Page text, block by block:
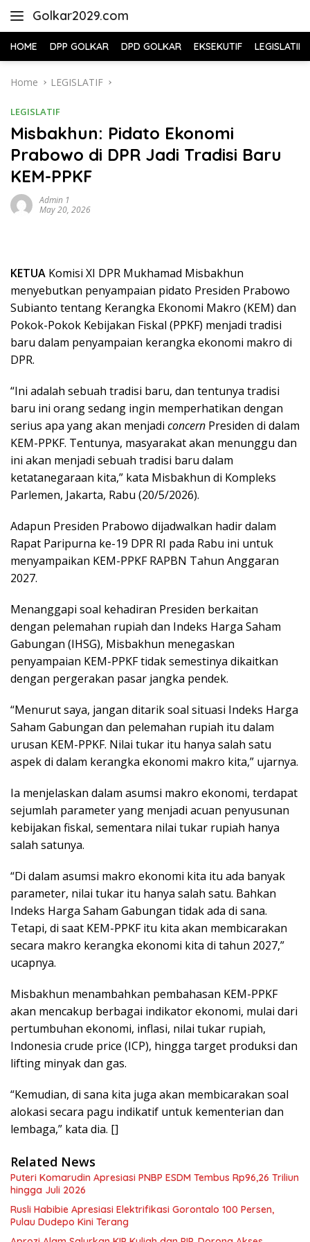
Golkar2029.com
HOME DPP GOLKAR DPD GOLKAR EKSEKUTIF LEGISLATIF
Home LEGISLATIF
LEGISLATIF
Misbakhun: Pidato Ekonomi
Prabowo di DPR Jadi Tradisi Baru
KEM-PPKF
Admin 1
May 20, 2026
KETUA Komisi XI DPR Mukhamad Misbakhun
menyebutkan penyampaian pidato Presiden Prabowo
Subianto tentang Kerangka Ekonomi Makro (KEM) dan
Pokok-Pokok Kebijakan Fiskal (PPKF) menjadi tradisi
baru dalam penyampaian kerangka ekonomi makro di
DPR.
“Ini adalah sebuah tradisi baru, dan tentunya tradisi
baru ini orang sedang ingin memperhatikan dengan
serius apa yang akan menjadi concern Presiden di dalam
KEM-PPKF. Tentunya, masyarakat akan menunggu dan
ini akan menjadi sebuah tradisi baru dalam
ketatanegaraan kita,” kata Misbakhun di Kompleks
Parlemen, Jakarta, Rabu (20/5/2026).
Adapun Presiden Prabowo dijadwalkan hadir dalam
Rapat Paripurna ke-19 DPR RI pada Rabu ini untuk
menyampaikan KEM-PPKF RAPBN Tahun Anggaran
2027.
Menanggapi soal kehadiran Presiden berkaitan
dengan pelemahan rupiah dan Indeks Harga Saham
Gabungan (IHSG), Misbakhun menegaskan
penyampaian KEM-PPKF tidak semestinya dikaitkan
dengan pergerakan pasar jangka pendek.
“Menurut saya, jangan ditarik soal situasi Indeks Harga
Saham Gabungan dan pelemahan rupiah itu dalam
urusan KEM-PPKF. Nilai tukar itu hanya salah satu
aspek di dalam kerangka ekonomi makro kita,” ujarnya.
Ia menjelaskan dalam asumsi makro ekonomi, terdapat
sejumlah parameter yang menjadi acuan penyusunan
kebijakan fiskal, sementara nilai tukar rupiah hanya
salah satunya.
“Di dalam asumsi makro ekonomi kita itu ada banyak
parameter, nilai tukar itu hanya salah satu. Bahkan
Indeks Harga Saham Gabungan tidak ada di sana.
Tetapi, di saat KEM-PPKF itu kita akan membicarakan
secara makro kerangka ekonomi kita di tahun 2027,”
ucapnya.
Misbakhun menambahkan pembahasan KEM-PPKF
akan mencakup berbagai indikator ekonomi, mulai dari
pertumbuhan ekonomi, inflasi, nilai tukar rupiah,
Indonesia crude price (ICP), hingga target produksi dan
lifting minyak dan gas.
“Kemudian, di sana kita juga akan membicarakan soal
alokasi secara pagu indikatif untuk kementerian dan
lembaga,” kata dia. []
Related News
Puteri Komarudin Apresiasi PNBP ESDM Tembus Rp96,26 Triliun
hingga Juli 2026
Rusli Habibie Apresiasi Elektrifikasi Gorontalo 100 Persen,
Pulau Dudepo Kini Terang